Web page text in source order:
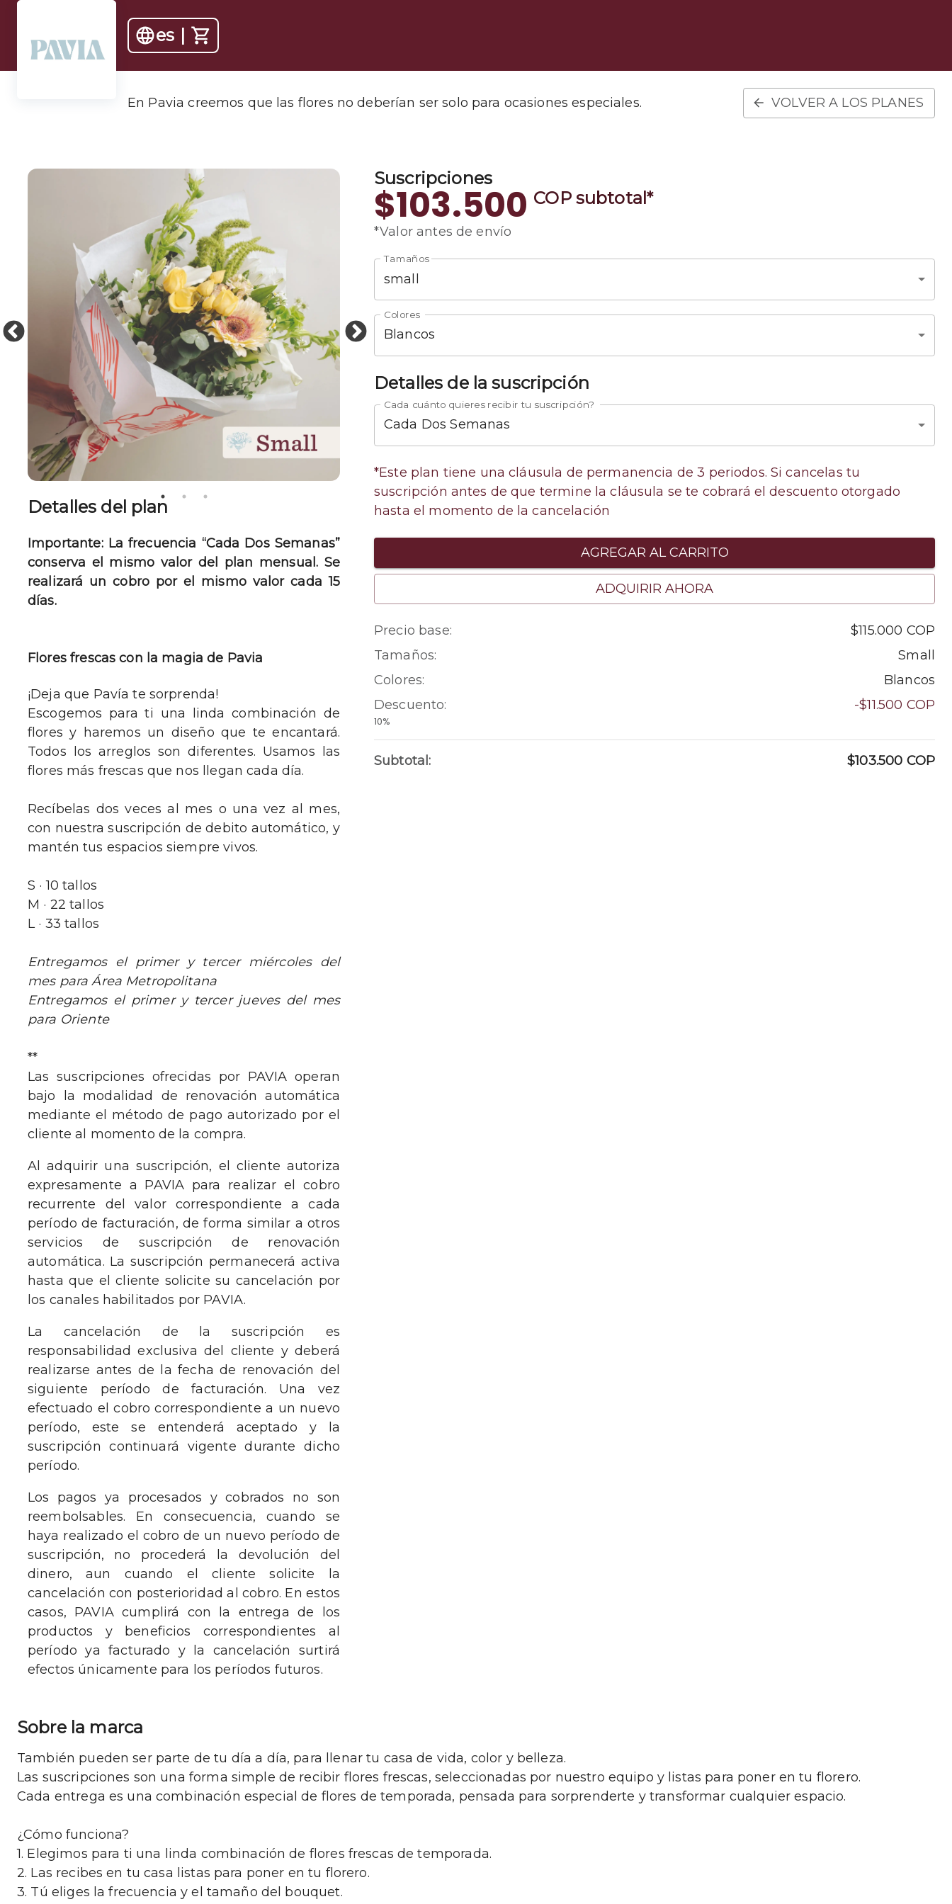
es
En Pavia creemos que las flores no deberían ser solo para ocasiones especiales. VOLVER A LOS PLANES
Detalles del plan
Importante: La frecuencia “Cada Dos Semanas”
conserva el mismo valor del plan mensual. Se
realizará un cobro por el mismo valor cada 15
días.
Flores frescas con la magia de Pavia
¡Deja que Pavía te sorprenda!
Escogemos para ti una linda combinación de
flores y haremos un diseño que te encantará.
Todos los arreglos son diferentes. Usamos las
flores más frescas que nos llegan cada día.
Recíbelas dos veces al mes o una vez al mes,
con nuestra suscripción de debito automático, y
mantén tus espacios siempre vivos.
S · 10 tallos
M · 22 tallos
L · 33 tallos
Entregamos el primer y tercer miércoles del
mes para Área Metropolitana
Entregamos el primer y tercer jueves del mes
para Oriente
**
Las suscripciones ofrecidas por PAVIA operan
bajo la modalidad de renovación automática
mediante el método de pago autorizado por el
cliente al momento de la compra.
Al adquirir una suscripción, el cliente autoriza
expresamente a PAVIA para realizar el cobro
recurrente del valor correspondiente a cada
período de facturación, de forma similar a otros
servicios de suscripción de renovación
automática. La suscripción permanecerá activa
hasta que el cliente solicite su cancelación por
los canales habilitados por PAVIA.
La cancelación de la suscripción es
responsabilidad exclusiva del cliente y deberá
realizarse antes de la fecha de renovación del
siguiente período de facturación. Una vez
efectuado el cobro correspondiente a un nuevo
período, este se entenderá aceptado y la
suscripción continuará vigente durante dicho
período.
Los pagos ya procesados y cobrados no son
reembolsables. En consecuencia, cuando se
haya realizado el cobro de un nuevo período de
suscripción, no procederá la devolución del
dinero, aun cuando el cliente solicite la
cancelación con posterioridad al cobro. En estos
casos, PAVIA cumplirá con la entrega de los
productos y beneficios correspondientes al
período ya facturado y la cancelación surtirá
efectos únicamente para los períodos futuros.
Suscripciones
$103.500 COPsubtotal*
*Valor antes de envío
Tamaños
small
Colores
Blancos
Detalles de la suscripción
Cada cuánto quieres recibir tu suscripción?
Cada Dos Semanas
*Este plan tiene una cláusula de permanencia de 3 periodos. Si cancelas tu
suscripción antes de que termine la cláusula se te cobrará el descuento otorgado
hasta el momento de la cancelación
AGREGAR AL CARRITO
ADQUIRIR AHORA
Precio base: $115.000 COP
Tamaños:
Small
Colores:
Blancos
Descuento:
10%
-$11.500 COP
Subtotal: $103.500 COP
Sobre la marca
También pueden ser parte de tu día a día, para llenar tu casa de vida, color y belleza.
Las suscripciones son una forma simple de recibir flores frescas, seleccionadas por nuestro equipo y listas para poner en tu florero.
Cada entrega es una combinación especial de flores de temporada, pensada para sorprenderte y transformar cualquier espacio.
¿Cómo funciona?
1. Elegimos para ti una linda combinación de flores frescas de temporada.
2. Las recibes en tu casa listas para poner en tu florero.
3. Tú eliges la frecuencia y el tamaño del bouquet.